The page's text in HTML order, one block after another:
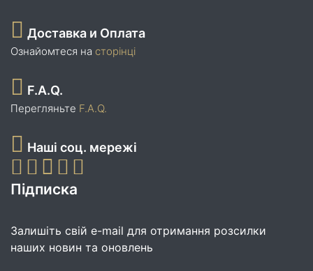
Доставка и Оплата
Ознайомтеся на сторінці
F.A.Q.
Перегляньте F.A.Q.
Наші соц. мережі
Підписка
Залишіть свій e-mail для отримання розсилки
наших новин та оновлень